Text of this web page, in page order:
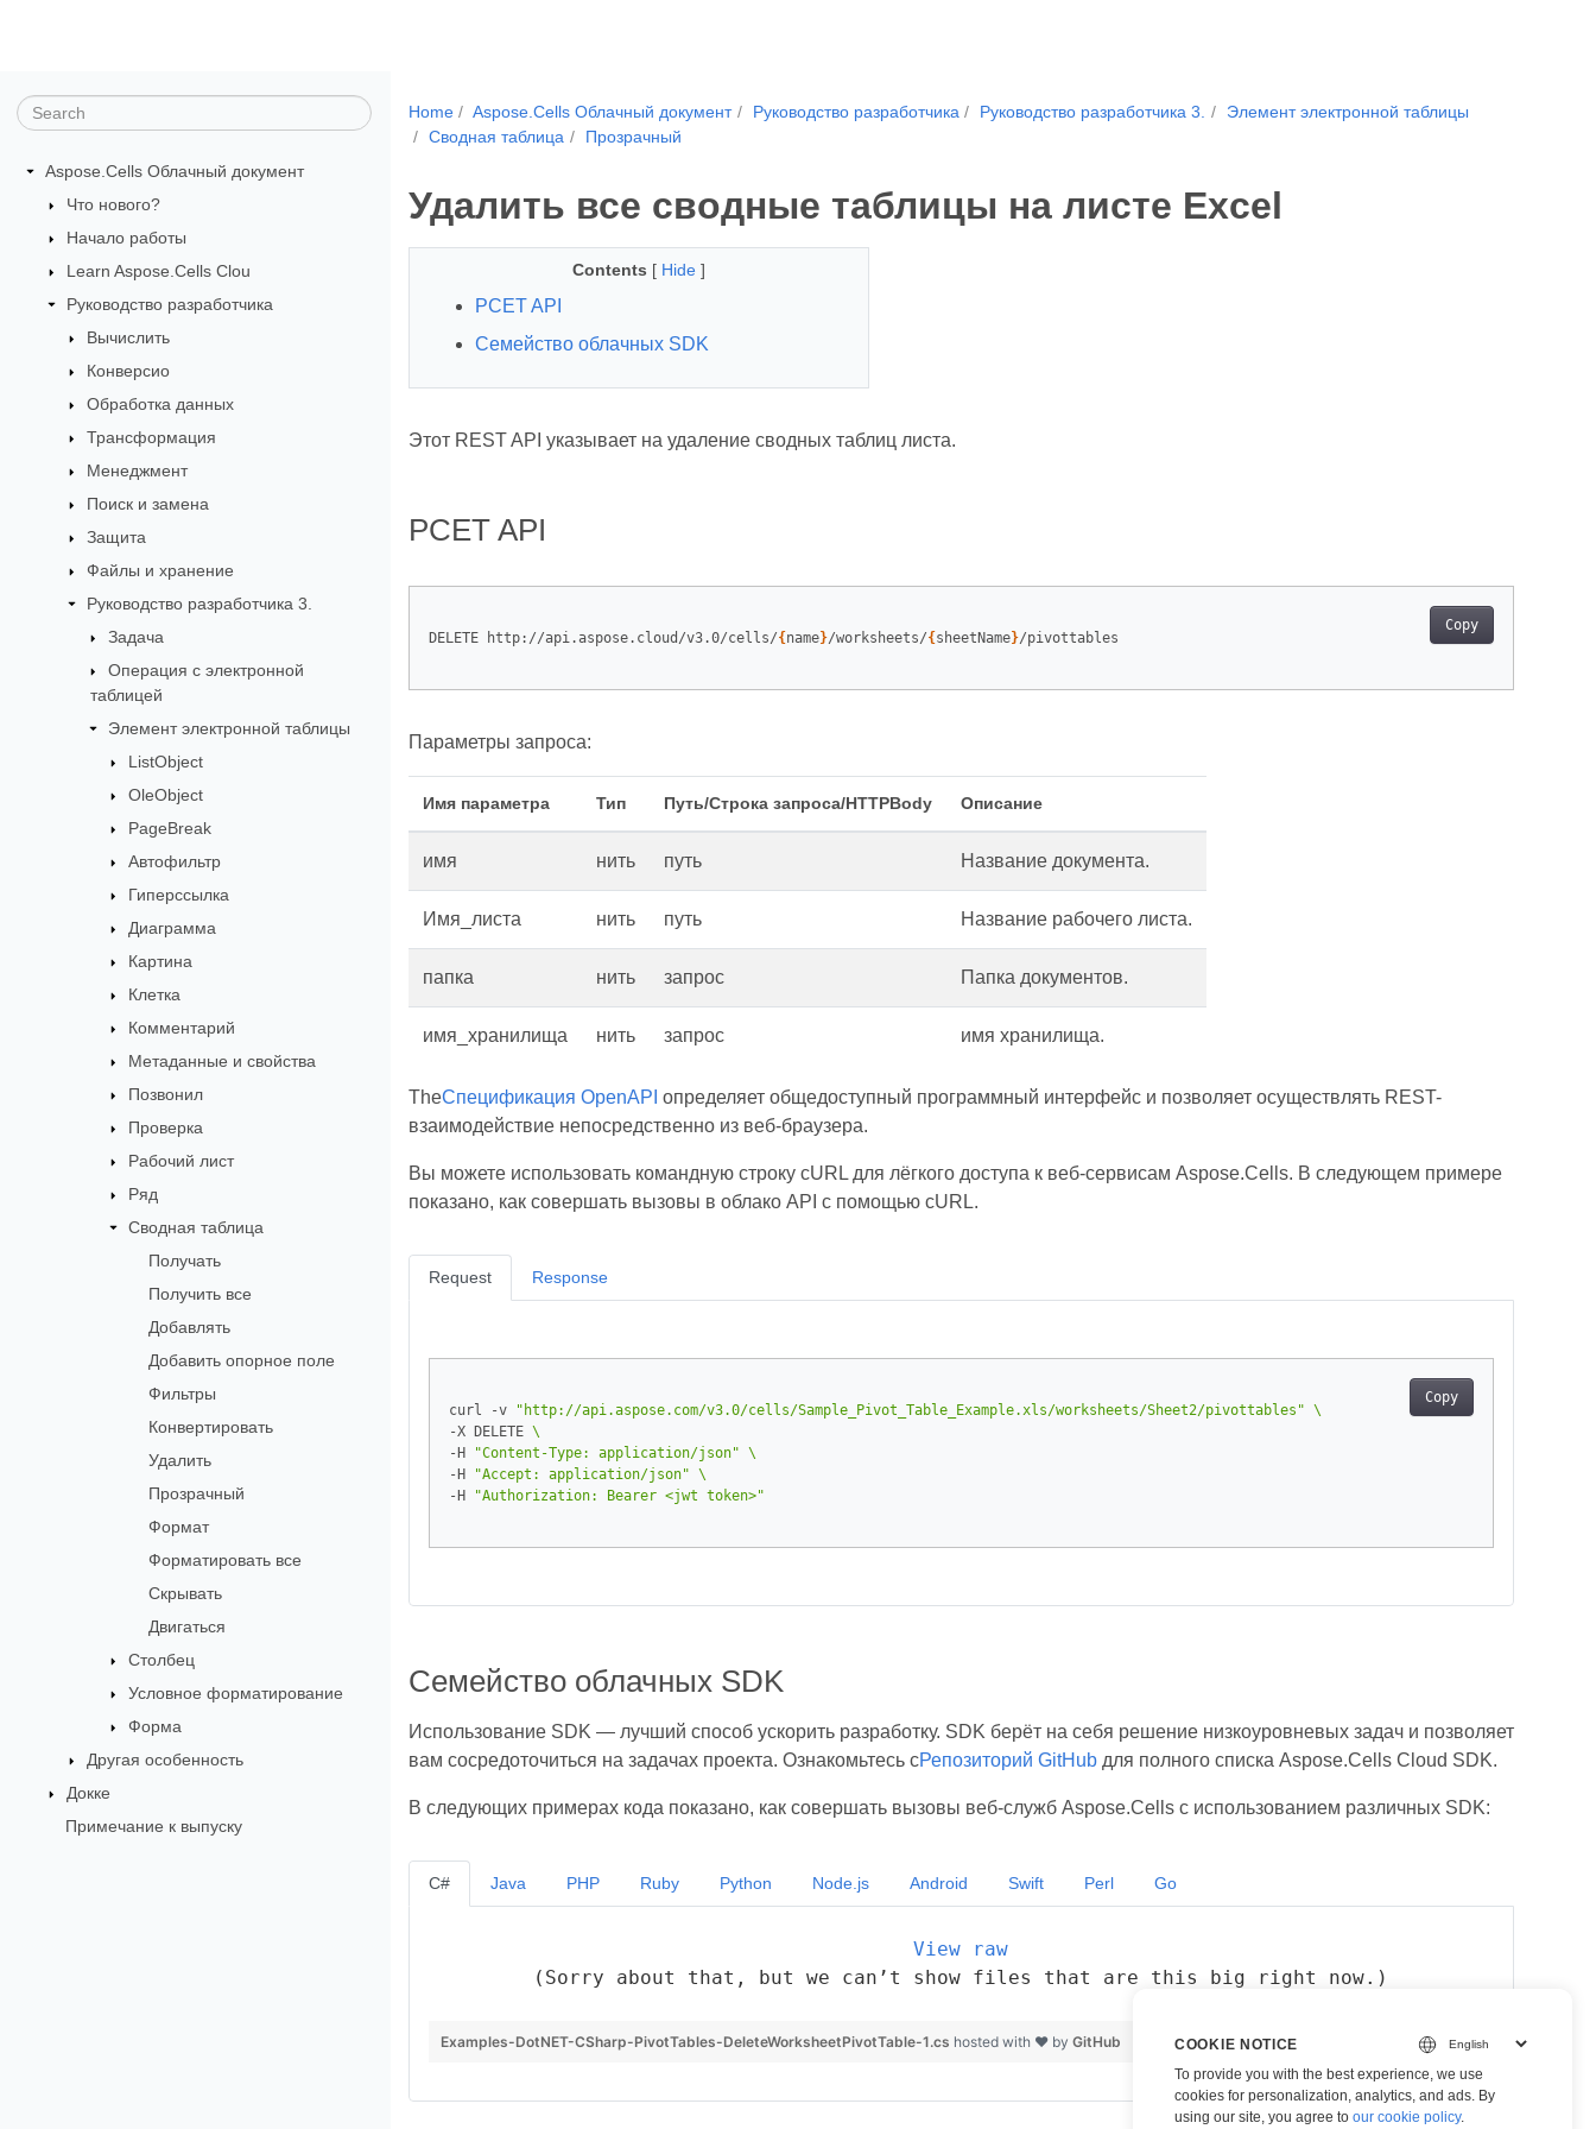
Aspose.Cells Облачный документ
Что нового?
Начало работы
Learn Aspose.Cells Clou
Руководство разработчика
Вычислить
Конверсио
Обработка данных
Трансформация
Менеджмент
Поиск и замена
Защита
Файлы и хранение
Руководство разработчика 3.
Задача
Операция с электронной
таблицей
Элемент электронной таблицы
ListObject
OleObject
PageBreak
Автофильтр
Гиперссылка
Диаграмма
Картина
Клетка
Комментарий
Метаданные и свойства
Позвонил
Проверка
Рабочий лист
Ряд
Сводная таблица
Получать
Получить все
Добавлять
Добавить опорное поле
Фильтры
Конвертировать
Удалить
Прозрачный
Формат
Форматировать все
Скрывать
Двигаться
Столбец
Условное форматирование
Форма
Другая особенность
Докке
Примечание к выпуску
Home Aspose.Cells Облачный документ Руководство разработчика Руководство разработчика 3.
Элемент электронной таблицы
Сводная таблица
Прозрачный
Удалить все сводные таблицы на листе Excel
Contents [ Hide ]
РСЕT API
Семейство облачных SDK
Этот REST API указывает на удаление сводных таблиц листа.
РСЕT API
Copy
DELETE http://api.aspose.cloud/v3.0/cells/{ name}/worksheets/{ sheetName}/pivottables
Параметры запроса:
Имя параметра Тип Путь/Строка запроса/HTTPBody Описание
имя нить путь Название документа.
Имя_листа нить путь Название рабочего листа.
папка нить запрос Папка документов.
имя_хранилища нить запрос имя хранилища.
TheСпецификация OpenAPI определяет общедоступный программный интерфейс и позволяет осуществлять REST-
взаимодействие непосредственно из веб-браузера.
Вы можете использовать командную строку cURL для лёгкого доступа к веб-сервисам Aspose.Cells. В следующем примере
показано, как совершать вызовы в облако API с помощью cURL.
Request
Copy
curl -v "http://api.aspose.com/v3.0/cells/Sample_Pivot_Table_Example.xls/worksheets/Sheet2/pivottables"
-X DELETE
-H
"Content-Type: application/json"
-H
"Accept: application/json"
-H
"Authorization: Bearer <jwt token>"
Response
Семейство облачных SDK
Использование SDK — лучший способ ускорить разработку. SDK берёт на себя решение низкоуровневых задач и позволяет
вам сосредоточиться на задачах проекта. Ознакомьтесь сРепозиторий GitHubдля полного списка Aspose.Cells Cloud SDK.
В следующих примерах кода показано, как совершать вызовы веб-служб Aspose.Cells с использованием различных SDK:
C#
View raw
(Sorry about that, but we can’t show files that are this big right now.)
view raw
Examples-DotNET-CSharp-PivotTables-DeleteWorksheetPivotTable-1.cs hosted with ❤ by GitHub
Java PHP Ruby Python Node.js Android Swift Perl Go
COOKIE NOTICE
To provide you with the best experience, we use
cookies for personalization, analytics, and ads. By
using our site, you agree to our cookie policy.